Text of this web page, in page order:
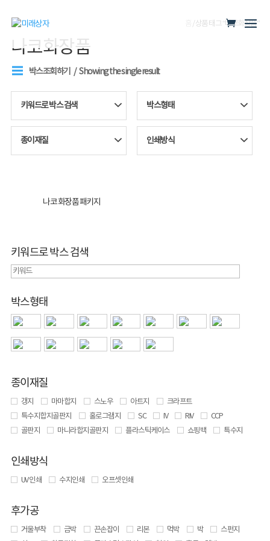
/ 상품 태그 “나코화장품”
나코화장품
박스조회하기 Showing the single result
키워드로 박스 검색 박스형태
종이재질 인쇄방식
나코 화장품 패키지
키워드로 박스 검색
박스형태
종이재질
갱지 마마합지 스노우 아트지
크라프트
특수지합지골판지
홀로그램지 SC IV RIV
CCP
골판지
마니라합지골판지 플라스틱케이스 쇼핑백 특수지
인쇄방식
UV 인쇄 수지인쇄 오프셋인쇄
후가공
거울부착 금박 끈손잡이 리본 먹박 박
스펀지